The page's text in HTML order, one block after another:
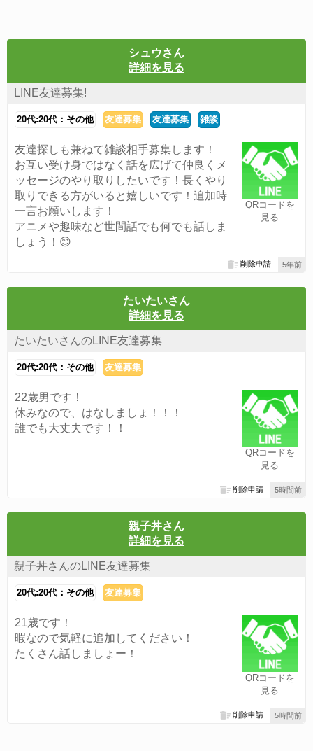
シュウさん
詳細を見る
LINE友達募集!
20代:20代：その他 友達募集 友達募集 雑談
QRコードを
見る
友達探しも兼ねて雑談相手募集します！
お互い受け身ではなく話を広げて仲良くメ
ッセージのやり取りしたいです！長くやり
取りできる方がいると嬉しいです！追加時
一言お願いします！
アニメや趣味など世間話でも何でも話しま
しょう！😊
5年前
削除申請
たいたいさん
詳細を見る
たいたいさんのLINE友達募集
20代:20代：その他 友達募集
QRコードを
見る
22歳男です！
休みなので、はなしましょ！！！
誰でも大丈夫です！！
5時間前
削除申請
親子丼さん
詳細を見る
親子丼さんのLINE友達募集
20代:20代：その他 友達募集
QRコードを
見る
21歳です！
暇なので気軽に追加してください！
たくさん話しましょー！
5時間前
削除申請